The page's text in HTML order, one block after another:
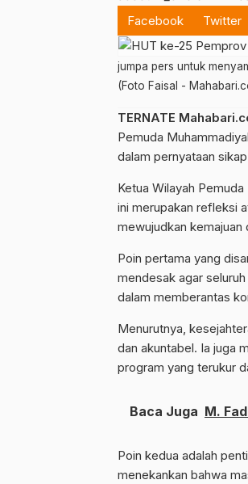
Facebook
Twitter
jumpa pers untuk
(Foto Faisal -
TERNATE
Pemuda
dalam pernyataan
Ketua Wilayah
ini merupakan refleksi
mewujudkan kemajuan
Poin pertama yang
mendesak agar
dalam memberantas
Menurutnya,
dan akuntabel. Ia juga
program yang terukur
Baca Juga M.
Poin kedua adalah
menekankan bahwa